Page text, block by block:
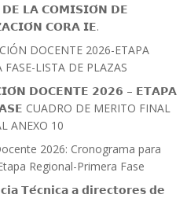
𝗟𝗔 𝗖𝗢𝗠𝗜𝗦𝗜𝗢́𝗡 𝗗𝗘
𝗖𝗢𝗥𝗔 𝗜𝗘.
DOCENTE 2026-ETAPA
FASE-LISTA DE PLAZAS
𝗗𝗢𝗖𝗘𝗡𝗧𝗘 𝟮𝟬𝟮𝟲 – 𝗘𝗧𝗔𝗣𝗔
DE MERITO FINAL
ANEXO 10
2026: Cronograma para
Regional-Primera Fase
𝗧𝗲́𝗰𝗻𝗶𝗰𝗮 𝗮 𝗱𝗶𝗿𝗲𝗰𝘁𝗼𝗿𝗲𝘀 𝗱𝗲